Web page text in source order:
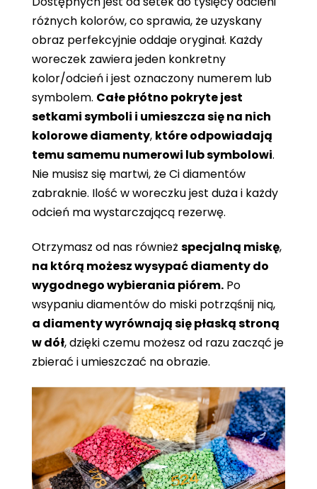
różnych kolorów, co sprawia, że ​​uzyskany
obraz perfekcyjnie oddaje oryginał. Każdy
woreczek zawiera jeden konkretny
kolor/odcień i jest oznaczony numerem lub
symbolem. Całe płótno pokryte jest
setkami symboli i umieszcza się na nich
kolorowe diamenty, które odpowiadają
temu samemu numerowi lub symbolowi.
Nie musisz się martwi, że Ci diamentów
zabraknie. Ilość w woreczku jest duża i każdy
odcień ma wystarczającą rezerwę.
Otrzymasz od nas również specjalną miskę,
na którą możesz wysypać diamenty do
wygodnego wybierania piórem. Po
wsypaniu diamentów do miski potrząśnij nią,
a diamenty wyrównają się płaską stroną
w dół, dzięki czemu możesz od razu zacząć je
zbierać i umieszczać na obrazie.